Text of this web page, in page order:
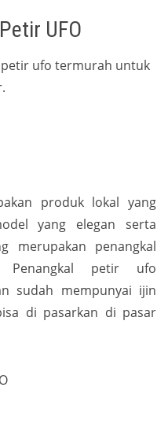
UFO
ufo termurah untuk
produk lokal yang
yang elegan serta
merupakan penangkal
Penangkal petir ufo
sudah mempunyai ijin
di pasarkan di pasar